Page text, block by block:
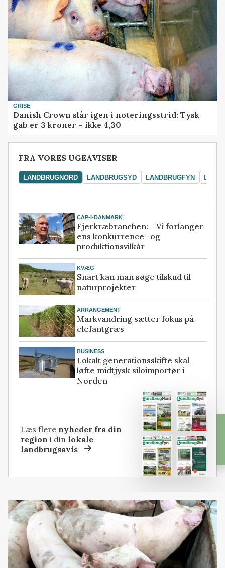
GRISE
Danish Crown slår igen i noteringsstrid: Tysk
gab er 3 kroner – ikke 4,30
FRA VORES UGEAVISER
LANDBRUGNORD LANDBRUGSYD LANDBRUGFYN
CAP-I-DANMARK
Fjerkræbranchen: - Vi forlanger
ens konkurrence- og
produktionsvilkår
KVÆG
Snart kan man søge tilskud til
naturprojekter
ARRANGEMENT
Markvandring sætter fokus på
elefantgræs
BUSINESS
Lokalt generationsskifte skal
løfte midtjysk siloimportør i
Norden
Læs flere nyheder fra din
region i dinlokale
landbrugsavis